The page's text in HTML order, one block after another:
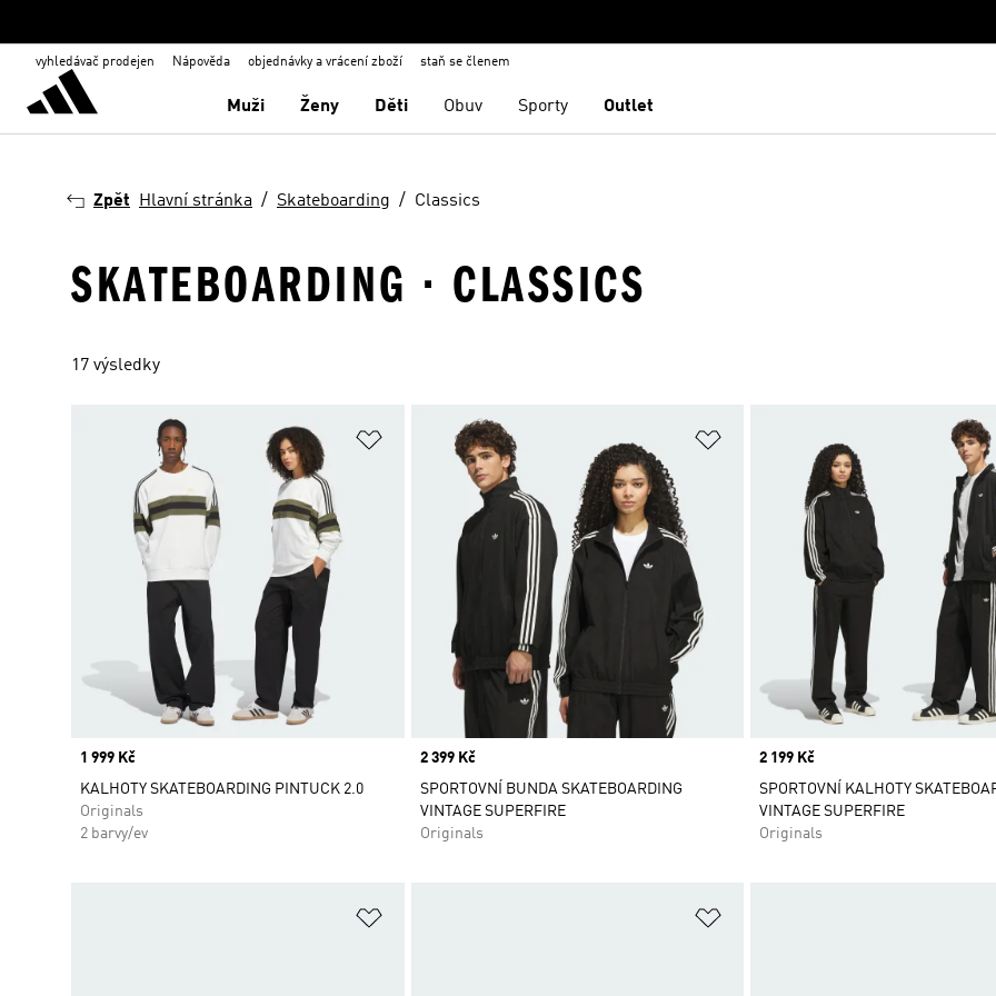
vyhledávač prodejen Nápověda objednávky a vrácení zboží staň se členem
Muži Ženy Děti Obuv Sporty Outlet
Zpět Hlavní stránka Skateboarding Classics
SKATEBOARDING · CLASSICS
17 výsledky
Přidat do seznamu přání
Price
1 999 Kč
KALHOTY SKATEBOARDING PINTUCK 2.0
Originals
2 barvy/ev
Price
2 399 Kč
SPORTOVNÍ BUNDA SKATEBOARDING
VINTAGE SUPERFIRE
Originals
Price
2 199 Kč
SPORTOVNÍ KALHOTY
VINTAGE SUPERFIRE
Originals